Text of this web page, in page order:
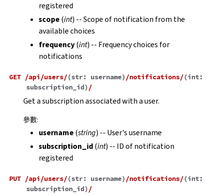
registered
scope(int) -- Scope of notification from the
available choices
frequency(int) -- Frequency choices for
notifications
GET /api/users/(str: username) /notifications/(int:
subscription_id) /
Get a subscription associated with a user.
參數:
username(string) -- User's username
subscription_id(int) -- ID of notification
registered
PUT /api/users/(str: username) /notifications/(int:
subscription_id) /